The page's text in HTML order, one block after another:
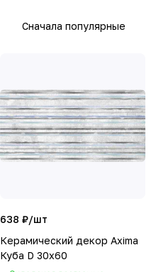
Сначала популярные
638 ₽/шт
Керамический декор Axima
Куба D 30x60